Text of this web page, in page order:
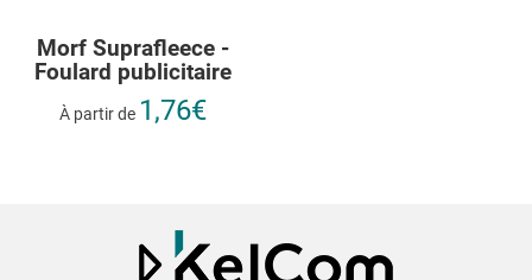
Morf Suprafleece -
Foulard publicitaire
À partir de 1,76€